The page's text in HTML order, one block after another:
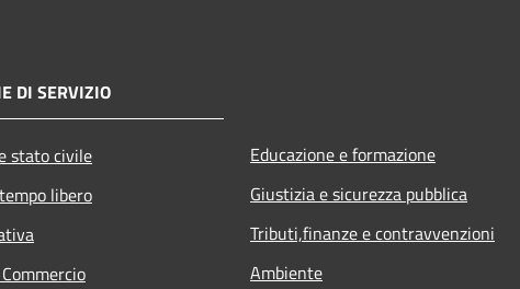
DI SERVIZIO
stato civile
libero
Educazione e formazione
Giustizia e sicurezza pubblica
Tributi,finanze e contravvenzioni
Ambiente